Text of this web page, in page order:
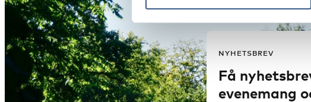
NYHETSBREV
Få
evenemang